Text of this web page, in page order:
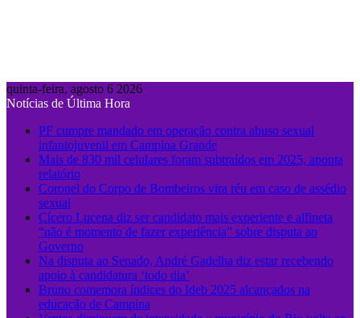
quinta-feira, agosto 6 2026
Notícias de Última Hora
PF cumpre mandado em operação contra abuso sexual
infantojuvenil em Campina Grande
Mais de 830 mil celulares foram subtraídos em 2025, aponta
relatório
Coronel do Corpo de Bombeiros vira réu em caso de assédio
sexual
Cícero Lucena diz ser candidato mais experiente e alfineta
“não é momento de fazer experiência” sobre disputa ao
Governo
Na disputa ao Senado, André Gadelha diz estar recebendo
apoio à candidatura ‘todo dia’
Bruno comemora índices do Ideb 2025 alcançados na
educação de Campina